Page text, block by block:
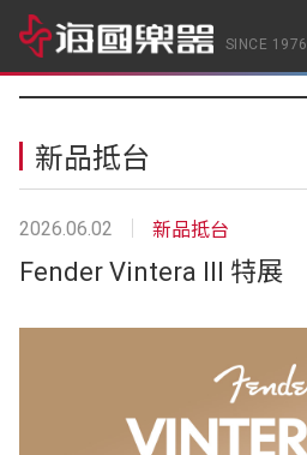
SINCE 1976
新品抵台
2026.06.02 新品抵台
Fender Vintera III 特展